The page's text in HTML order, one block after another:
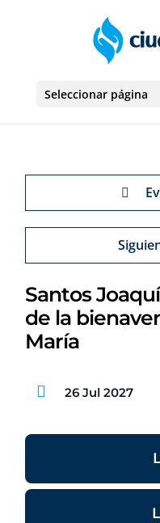
Seleccionar página
Santos
de la
María
26 Jul 2027